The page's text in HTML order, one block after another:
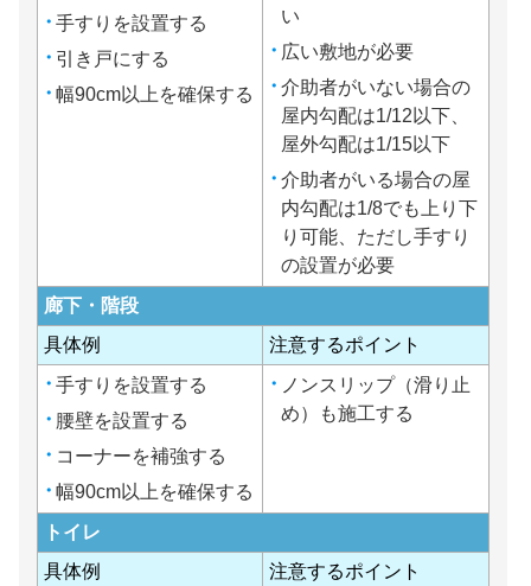
手すりを設置する
引き戸にする
幅90cm以上を確保する
い
広い敷地が必要
介助者がいない場合の
屋内勾配は1/12以下、
屋外勾配は1/15以下
介助者がいる場合の屋
内勾配は1/8でも上り下
り可能、ただし手すり
の設置が必要
廊下・階段
具体例
注意するポイント
手すりを設置する
腰壁を設置する
コーナーを補強する
幅90cm以上を確保する
ノンスリップ（滑り止
め）も施工する
トイレ
具体例
注意するポイント